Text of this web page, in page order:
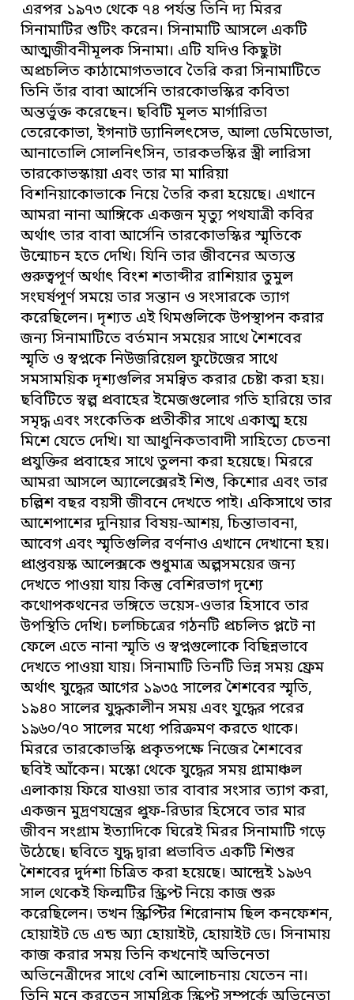
এরপর ১৯৭৩ থেকে ৭৪ পর্যন্ত তিনি দ্য মিরর
সিনামাটির শুটিং করেন। সিনামাটি আসলে একটি
আত্মজীবনীমূলক সিনামা। এটি যদিও কিছুটা
অপ্রচলিত কাঠামোগতভাবে তৈরি করা সিনামাটিতে
তিনি তাঁর বাবা আর্সেনি তারকোভস্কির কবিতা
অন্তর্ভুক্ত করেছেন। ছবিটি মূলত মার্গারিতা
তেরেকোভা, ইগনাট ড্যানিলৎসেভ, আলা ডেমিডোভা,
আনাতোলি সোলনিৎসিন, তারকভস্কির স্ত্রী লারিসা
তারকোভস্কায়া এবং তার মা মারিয়া
বিশনিয়াকোভাকে নিয়ে তৈরি করা হয়েছে। এখানে
আমরা নানা আঙ্গিকে একজন মৃত্যু পথযাত্রী কবির
অর্থাৎ তার বাবা আর্সেনি তারকোভস্কির স্মৃতিকে
উন্মোচন হতে দেখি। যিনি তার জীবনের অত্যন্ত
গুরুত্বপূর্ণ অর্থাৎ বিংশ শতাব্দীর রাশিয়ার তুমুল
সংঘর্ষপূর্ণ সময়ে তার সন্তান ও সংসারকে ত্যাগ
করেছিলেন। দৃশ্যত এই থিমগুলিকে উপস্থাপন করার
জন্য সিনামাটিতে বর্তমান সময়ের সাথে শৈশবের
স্মৃতি ও স্বপ্নকে নিউজরিয়েল ফুটেজের সাথে
সমসাময়িক দৃশ্যগুলির সমন্বিত করার চেষ্টা করা হয়।
ছবিটিতে স্বল্প প্রবাহের ইমেজগুলোর গতি হারিয়ে তার
সমৃদ্ধ এবং সংকেতিক প্রতীকীর সাথে একাত্ম হয়ে
মিশে যেতে দেখি। যা আধুনিকতাবাদী সাহিত্যে চেতনা
প্রযুক্তির প্রবাহের সাথে তুলনা করা হয়েছে। মিররে
আমরা আসলে অ্যালেক্সেরই শিশু, কিশোর এবং তার
চল্লিশ বছর বয়সী জীবনে দেখতে পাই। একিসাথে তার
আশেপাশের দুনিয়ার বিষয়-আশয়, চিন্তাভাবনা,
আবেগ এবং স্মৃতিগুলির বর্ণনাও এখানে দেখানো হয়।
প্রাপ্তবয়স্ক আলেক্সকে শুধুমাত্র অল্পসময়ের জন্য
দেখতে পাওয়া যায় কিন্তু বেশিরভাগ দৃশ্যে
কথোপকথনের ভঙ্গিতে ভয়েস-ওভার হিসাবে তার
উপস্থিতি দেখি। চলচ্চিত্রের গঠনটি প্রচলিত প্লটে না
ফেলে এতে নানা স্মৃতি ও স্বপ্নগুলোকে বিছিন্নভাবে
দেখতে পাওয়া যায়। সিনামাটি তিনটি ভিন্ন সময় ফ্রেম
অর্থাৎ যুদ্ধের আগের ১৯৩৫ সালের শৈশবের স্মৃতি,
১৯৪০ সালের যুদ্ধকালীন সময় এবং যুদ্ধের পরের
১৯৬০/৭০ সালের মধ্যে পরিক্রমণ করতে থাকে।
মিররে তারকোভস্কি প্রকৃতপক্ষে নিজের শৈশবের
ছবিই আঁকেন। মস্কো থেকে যুদ্ধের সময় গ্রামাঞ্চল
এলাকায় ফিরে যাওয়া তার বাবার সংসার ত্যাগ করা,
একজন মুদ্রণযন্ত্রের প্রুফ-রিডার হিসেবে তার মার
জীবন সংগ্রাম ইত্যাদিকে ঘিরেই মিরর সিনামাটি গড়ে
উঠেছে। ছবিতে যুদ্ধ দ্বারা প্রভাবিত একটি শিশুর
শৈশবের দুর্দশা চিত্রিত করা হয়েছে। আন্দ্রেই ১৯৬৭
সাল থেকেই ফিল্মটির স্ক্রিপ্ট নিয়ে কাজ শুরু
করেছিলেন। তখন স্ক্রিপ্টির শিরোনাম ছিল কনফেশন,
হোয়াইট ডে এন্ড অ্যা হোয়াইট, হোয়াইট ডে। সিনামায়
কাজ করার সময় তিনি কখনোই অভিনেতা
অভিনেত্রীদের সাথে বেশি আলোচনায় যেতেন না।